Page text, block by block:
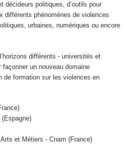
décideurs politiques, d’outils pour
différents phénomènes de violences
urbaines, numériques ou encore
différents - universités et
un nouveau domaine
de formation sur les violences en
et Métiers - Cnam (France)